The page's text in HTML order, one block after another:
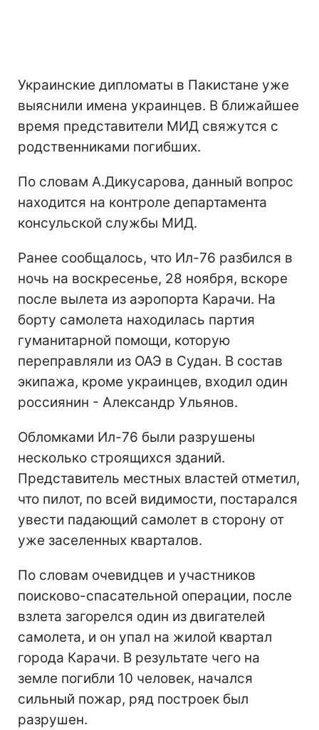
Украинские дипломаты в Пакистане уже
выяснили имена украинцев. В ближайшее
время представители МИД свяжутся с
родственниками погибших.
По словам А.Дикусарова, данный вопрос
находится на контроле департамента
консульской службы МИД.
Ранее сообщалось, что Ил-76 разбился в
ночь на воскресенье, 28 ноября, вскоре
после вылета из аэропорта Карачи. На
борту самолета находилась партия
гуманитарной помощи, которую
переправляли из ОАЭ в Судан. В состав
экипажа, кроме украинцев, входил один
россиянин - Александр Ульянов.
Обломками Ил-76 были разрушены
несколько строящихся зданий.
Представитель местных властей отметил,
что пилот, по всей видимости, постарался
увести падающий самолет в сторону от
уже заселенных кварталов.
По словам очевидцев и участников
поисково-спасательной операции, после
взлета загорелся один из двигателей
самолета, и он упал на жилой квартал
города Карачи. В результате чего на
земле погибли 10 человек, начался
сильный пожар, ряд построек был
разрушен.